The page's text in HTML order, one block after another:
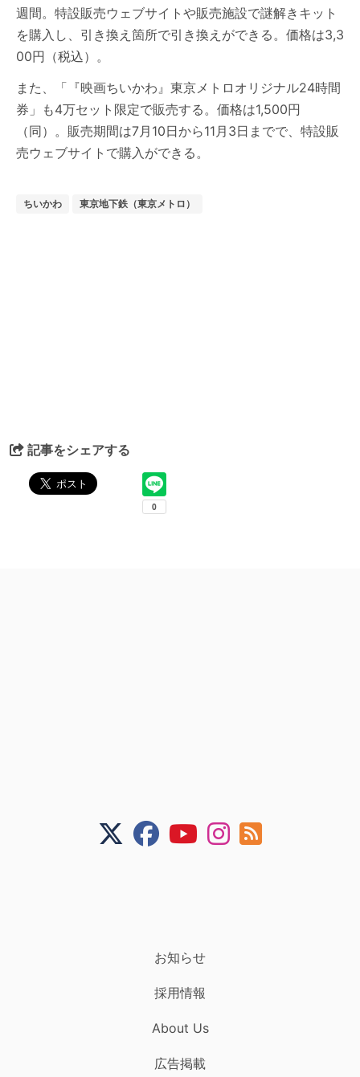
週間。特設販売ウェブサイトや販売施設で謎解きキット
を購入し、引き換え箇所で引き換えができる。価格は3,3
00円（税込）。
また、「『映画ちいかわ』東京メトロオリジナル24時間
券」も4万セット限定で販売する。価格は1,500円
（同）。販売期間は7月10日から11月3日までで、特設販
売ウェブサイトで購入ができる。
ちいかわ 東京地下鉄（東京メトロ）
記事をシェアする
お知らせ
採用情報
About Us
広告掲載